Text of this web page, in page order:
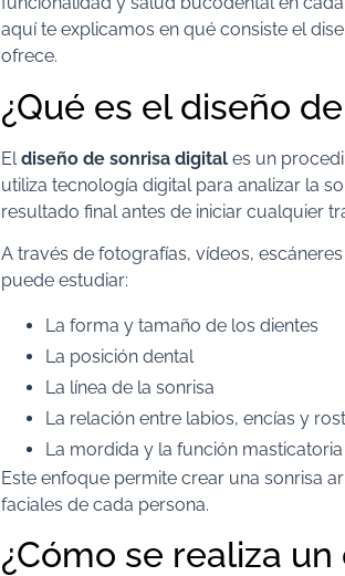
aquí te explicamos en qué consiste el
ofrece.
¿Qué es el diseño
El diseño de sonrisa digital es un
utiliza tecnología digital para analizar la
resultado final antes de iniciar cualquier
A través de fotografías, vídeos,
puede estudiar:
La forma y tamaño de los dientes
La posición dental
La línea de la sonrisa
La relación entre labios, encías y
La mordida y la función masticatoria
Este enfoque permite crear una sonrisa
faciales de cada persona.
¿Cómo se realiza